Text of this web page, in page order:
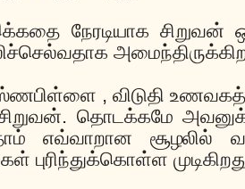
நேரடியாக
, விடுதி
தொடக்கமே
எவ்வாறான சூழலில்
புரிந்துக்கொள்ள